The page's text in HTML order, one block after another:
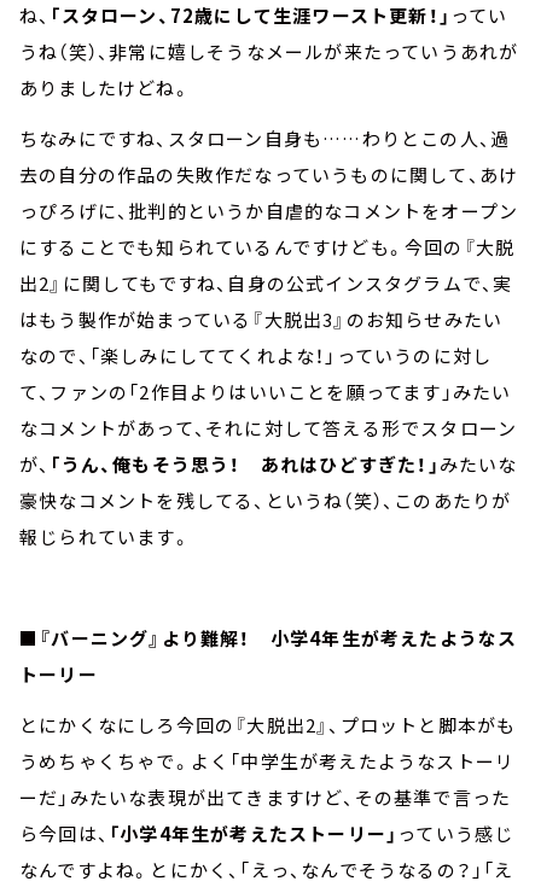
ね、 「スタローン、72歳にして生涯ワースト更新！」 ってい
うね（笑）、非常に嬉しそうなメールが来たっていうあれが
ありましたけどね。
ちなみにですね、スタローン自身も……わりとこの人、過
去の自分の作品の失敗作だなっていうものに関して、あけ
っぴろげに、批判的というか自虐的なコメントをオープン
にすることでも知られているんですけども。今回の『大脱
出2』に関してもですね、自身の公式インスタグラムで、実
はもう製作が始まっている『大脱出3』のお知らせみたい
なので、「楽しみにしててくれよな！」っていうのに対し
て、ファンの「2作目よりはいいことを願ってます」みたい
なコメントがあって、それに対して答える形でスタローン
が、 「うん、俺もそう思う！ あれはひどすぎた！」みたいな
豪快なコメントを残してる、というね（笑）、このあたりが
報じられています。
■『バーニング』より難解！ 小学4年生が考えたようなス
トーリー
とにかくなにしろ今回の『大脱出2』、プロットと脚本がも
うめちゃくちゃで。よく「中学生が考えたようなストーリ
ーだ」みたいな表現が出てきますけど、その基準で言った
ら今回は、 「小学4年生が考えたストーリー」 っていう感じ
なんですよね。とにかく、「えっ、なんでそうなるの？」「え